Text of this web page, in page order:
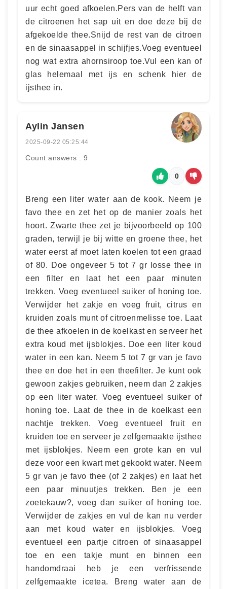
uur echt goed afkoelen.Pers van de helft van
de citroenen het sap uit en doe deze bij de
afgekoelde thee.Snijd de rest van de citroen
en de sinaasappel in schijfjes.Voeg eventueel
nog wat extra ahornsiroop toe.Vul een kan of
glas helemaal met ijs en schenk hier de
ijsthee in.
Aylin Jansen
2025-09-22 05:25:44
Count answers : 9
0
Breng een liter water aan de kook. Neem je
favo thee en zet het op de manier zoals het
hoort. Zwarte thee zet je bijvoorbeeld op 100
graden, terwijl je bij witte en groene thee, het
water eerst af moet laten koelen tot een graad
of 80. Doe ongeveer 5 tot 7 gr losse thee in
een filter en laat het een paar minuten
trekken. Voeg eventueel suiker of honing toe.
Verwijder het zakje en voeg fruit, citrus en
kruiden zoals munt of citroenmelisse toe. Laat
de thee afkoelen in de koelkast en serveer het
extra koud met ijsblokjes. Doe een liter koud
water in een kan. Neem 5 tot 7 gr van je favo
thee en doe het in een theefilter. Je kunt ook
gewoon zakjes gebruiken, neem dan 2 zakjes
op een liter water. Voeg eventueel suiker of
honing toe. Laat de thee in de koelkast een
nachtje trekken. Voeg eventueel fruit en
kruiden toe en serveer je zelfgemaakte ijsthee
met ijsblokjes. Neem een grote kan en vul
deze voor een kwart met gekookt water. Neem
5 gr van je favo thee (of 2 zakjes) en laat het
een paar minuutjes trekken. Ben je een
zoetekauw?, voeg dan suiker of honing toe.
Verwijder de zakjes en vul de kan nu verder
aan met koud water en ijsblokjes. Voeg
eventueel een partje citroen of sinaasappel
toe en een takje munt en binnen een
handomdraai heb je een verfrissende
zelfgemaakte icetea. Breng water aan de